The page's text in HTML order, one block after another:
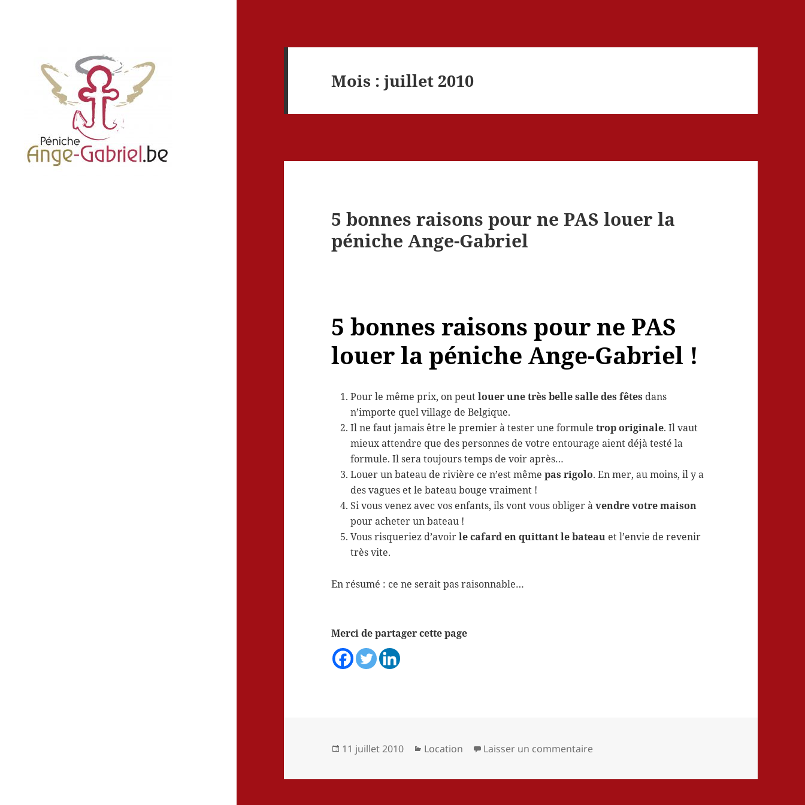
Mois :juillet 2010
5 bonnes raisons pour ne PAS louer la
péniche Ange-Gabriel
5 bonnes raisons pour ne PAS
louer la péniche Ange-Gabriel !
Pour le même prix, on peutlouer une très belle salle des fêtes dans
n’importe quel village de Belgique.
Il ne faut jamais être le premier à tester une formuletrop originale. Il vaut
mieux attendre que des personnes de votre entourage aient déjà testé la
formule. Il sera toujours temps de voir après…
Louer un bateau de rivière ce n’est mêmepas rigolo. En mer, au moins, il y a
des vagues et le bateau bouge vraiment !
Si vous venez avec vos enfants, ils vont vous obliger àvendre votre maison
pour acheter un bateau !
Vous risqueriez d’avoirle cafard en quittant le bateau et l’envie de revenir
très vite.
En résumé : ce ne serait pas raisonnable…
Merci de partager cette page
Publié
11 juillet 2010 Catégories
Location Laisser un commentairesur 5 bonnes raisons pour ne PAS louer la